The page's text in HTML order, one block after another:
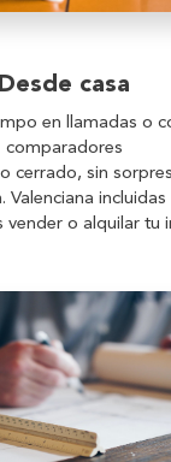
Desde casa
en llamadas o
comparadores
cerrado, sin
Valenciana incluidas
vender o alquilar tu